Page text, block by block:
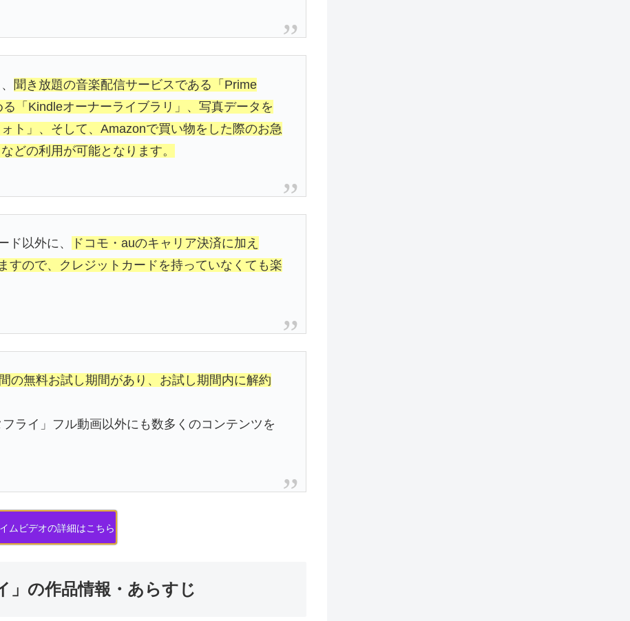
聞き放題の音楽配信サービスである「Prime
「Kindleオーナーライブラリ」、写真データを
ト」、そして、Amazonで買い物をした際のお急
どの利用が可能となります。
ド以外に、
ドコモ・auのキャリア決済に加え
すので、クレジットカードを持っていなくても楽
の無料お試し期間があり、お試し期間内に解約
ライ」フル動画以外にも数多くのコンテンツを
ムビデオの詳細はこちら
」の作品情報・あらすじ